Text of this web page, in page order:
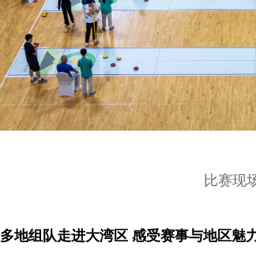
比赛现
多地组队走进大湾区 感受赛事与地区魅